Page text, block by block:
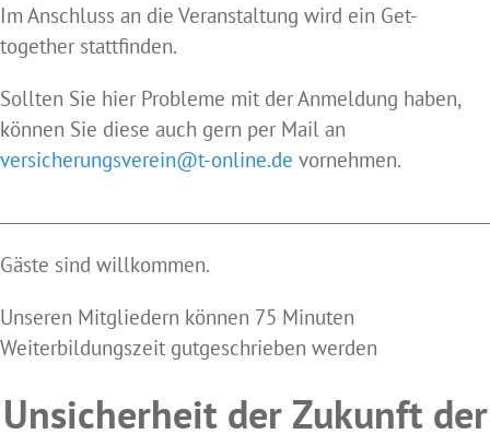
Im Anschluss an die Veranstaltung wird ein Get-
together stattfinden.
Sollten Sie hier Probleme mit der Anmeldung haben,
können Sie diese auch gern per Mail an
versicherungsverein@t-online.de vornehmen.
Gäste sind willkommen.
Unseren Mitgliedern können 75 Minuten
Weiterbildungszeit gutgeschrieben werden
Unsicherheit der Zukunft der